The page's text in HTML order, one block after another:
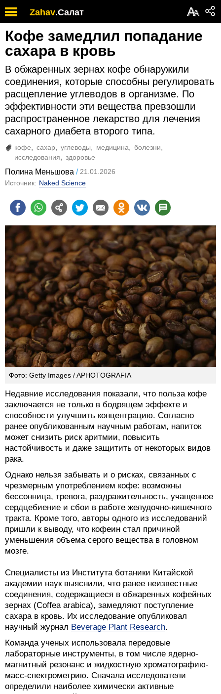
Zahav.Салат АА
Кофе замедлил попадание
сахара в кровь
В обжаренных зернах кофе обнаружили
соединения, которые способны регулировать
расщепление углеводов в организме. По
эффективности эти вещества превзошли
распространенное лекарство для лечения
сахарного диабета второго типа.
кофе сахар углеводы медицина
болезни
исследования
здоровье
Полина Меньшова
21.01.2026
Источник: Naked Science
Фото: Getty Images / APHOTOGRAFIA
Недавние исследования показали, что польза кофе
заключается не только в бодрящем эффекте и
способности улучшить концентрацию. Согласно
ранее опубликованным научным работам, напиток
может снизить риск аритмии, повысить
настойчивость и даже защитить от некоторых видов
рака.
Однако нельзя забывать и о рисках, связанных с
чрезмерным употреблением кофе: возможны
бессонница, тревога, раздражительность, учащенное
сердцебиение и сбои в работе желудочно-кишечного
тракта. Кроме того, авторы одного из исследований
пришли к выводу, что кофеин стал причиной
уменьшения объема серого вещества в головном
мозге.
Специалисты из Института ботаники Китайской
академии наук выяснили, что ранее неизвестные
соединения, содержащиеся в обжаренных кофейных
зернах (Coffea arabica), замедляют поступление
сахара в кровь. Их исследование опубликовал
научный журнал Beverage Plant Research.
Команда ученых использовала передовые
лабораторные инструменты, в том числе ядерно-
магнитный резонанс и жидкостную хроматографию-
масс-спектрометрию. Сначала исследователи
определили наиболее химически активные